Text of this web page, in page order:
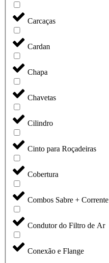
Carcaças
Cardan
Chapa
Chavetas
Cilindro
Cinto para Roçadeiras
Cobertura
Combos Sabre + Corrente
Condutor do Filtro de Ar
Conexão e Flange